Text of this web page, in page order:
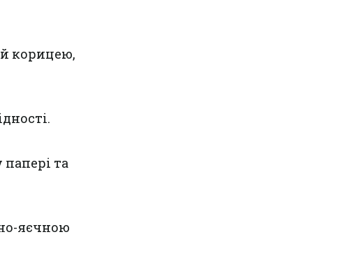
корицею,
та
яєчною